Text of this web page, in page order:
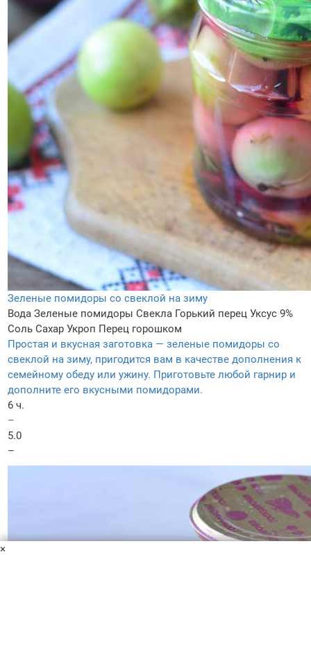
Зеленые помидоры со свеклой на зиму
Вода Зеленые помидоры Свекла Горький перец Уксус 9%
Соль Сахар Укроп Перец горошком
Простая и вкусная заготовка — зеленые помидоры со
свеклой на зиму, пригодится вам в качестве дополнения к
семейному обеду или ужину. Приготовьте любой гарнир и
дополните его вкусными помидорами.
6 ч.
–
5.0
–
×